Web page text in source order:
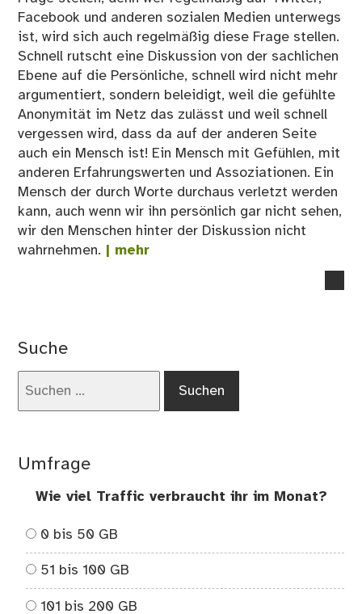
Facebook und anderen sozialen Medien unterwegs
ist, wird sich auch regelmäßig diese Frage stellen.
Schnell rutscht eine Diskussion von der sachlichen
Ebene auf die Persönliche, schnell wird nicht mehr
argumentiert, sondern beleidigt, weil die gefühlte
Anonymität im Netz das zulässt und weil schnell
vergessen wird, dass da auf der anderen Seite
auch ein Mensch ist! Ein Mensch mit Gefühlen, mit
anderen Erfahrungswerten und Assoziationen. Ein
Mensch der durch Worte durchaus verletzt werden
kann, auch wenn wir ihn persönlich gar nicht sehen,
wir den Menschen hinter der Diskussion nicht
wahrnehmen. | mehr
Suche
Umfrage
Wie viel Traffic verbraucht ihr im Monat?
0 bis 50 GB
51 bis 100 GB
101 bis 200 GB